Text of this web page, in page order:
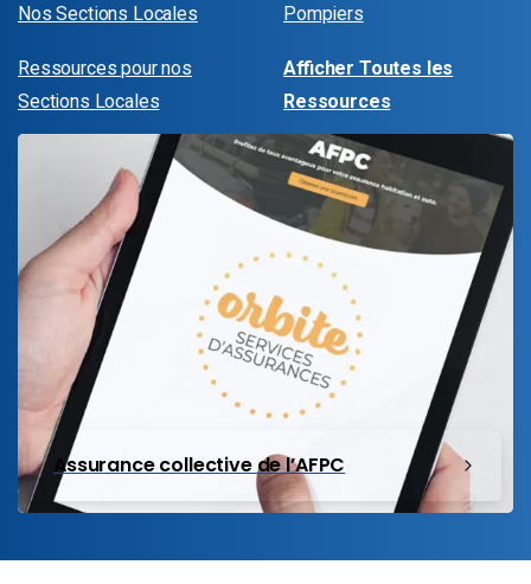
Nos Sections Locales
Ressources pour nos
Sections Locales
Pompiers
Afficher Toutes les
Ressources
Assurance collective de l’AFPC